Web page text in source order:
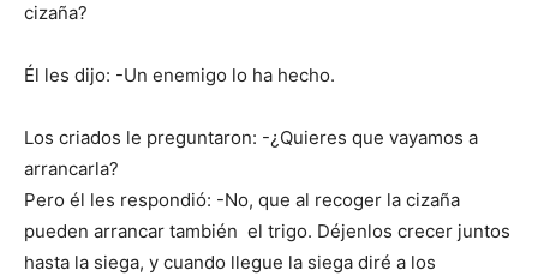
cizaña?
Él les dijo: -Un enemigo lo ha hecho.
Los criados le preguntaron: -¿Quieres que vayamos a
arrancarla?
Pero él les respondió: -No, que al recoger la cizaña
pueden arrancar también el trigo. Déjenlos crecer juntos
hasta la siega, y cuando llegue la siega diré a los